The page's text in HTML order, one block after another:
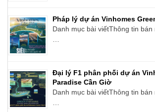
Pháp lý dự án Vinhomes
Danh mục bài viếtThông tin
…
Đại lý F1 phân phối dự án
Paradise Cần Giờ
Danh mục bài viếtThông tin
…